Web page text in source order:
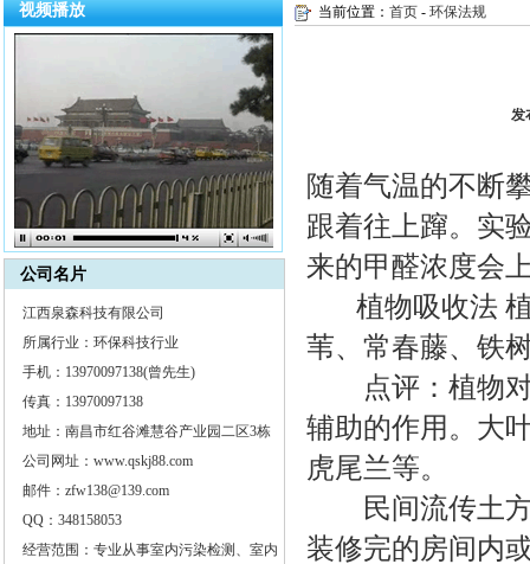
视频播放
公司名片
江西泉森科技有限公司
所属行业：环保科技行业
手机：13970097138(曾先生)
传真：13970097138
地址：南昌市红谷滩慧谷产业园二区3栋
公司网址：www.qskj88.com
邮件：zfw138@139.com
QQ：348158053
经营范围：专业从事室内污染检测、室内
当前位置： 首页 - 环保法规
发
随着气温的不断
跟着往上蹿。实
来的甲醛浓度会
植物吸收法 植
苇、常春藤、铁
点评：植物
辅助的作用。大
虎尾兰等。
民间流传土方
装修完的房间内